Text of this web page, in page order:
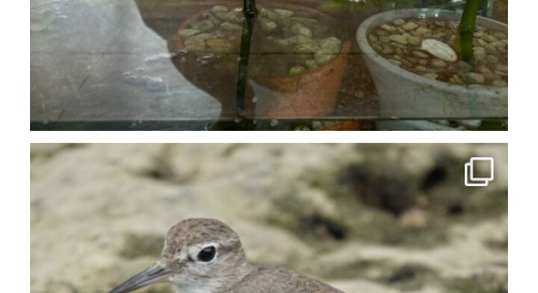
比謝川でよく見られる生き物 「イソシギ」の足に釣り針が(>_<) 比謝川は釣りが可